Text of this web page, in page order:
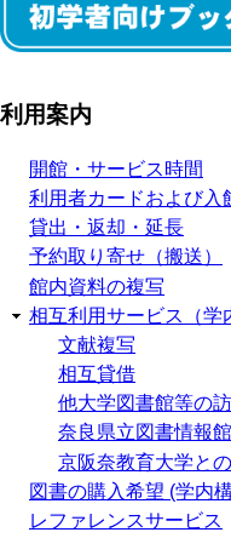
利用案内
開館・サービス時間
利用者カードおよび入
貸出・返却・延長
予約取り寄せ（搬送）
館内資料の複写
相互利用サービス（学
文献複写
相互貸借
他大学図書館等の
奈良県立図書情報
京阪奈教育大学と
図書の購入希望 (学内
レファレンスサービス